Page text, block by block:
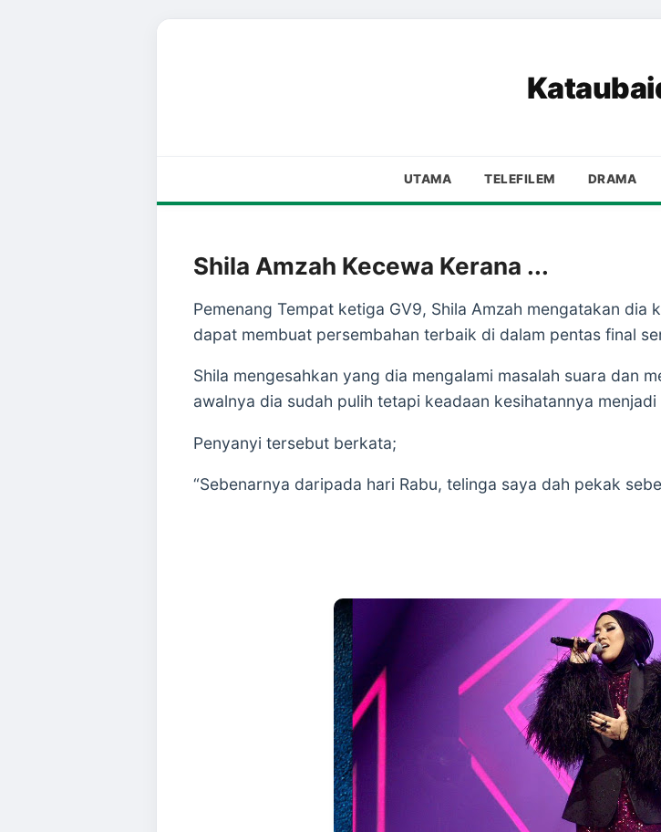
UTAMA TELEFILEM DRAMA
Shila Amzah Kecewa Kerana ...
Pemenang Tempat ketiga GV9, Shila Amzah mengatakan
dapat membuat persembahan terbaik di dalam pentas final
Shila mengesahkan yang dia mengalami masalah suara dan
awalnya dia sudah pulih tetapi keadaan kesihatannya
Penyanyi tersebut berkata;
“Sebenarnya daripada hari Rabu, telinga saya dah pekak